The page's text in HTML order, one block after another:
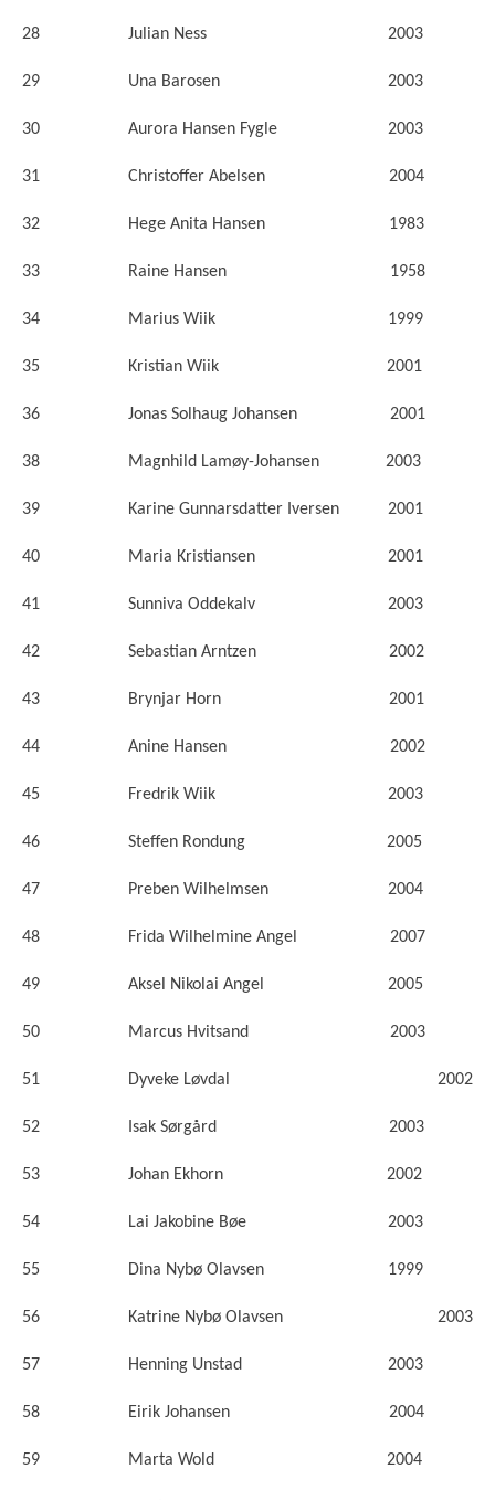
28 Julian Ness 2003
29 Una Barosen 2003
30 Aurora Hansen Fygle 2003
31 Christoffer Abelsen 2004
32 Hege Anita Hansen 1983
33 Raine Hansen 1958
34 Marius Wiik 1999
35 Kristian Wiik 2001
36 Jonas Solhaug Johansen 2001
38 Magnhild Lamøy-Johansen 2003
39 Karine Gunnarsdatter Iversen 2001
40 Maria Kristiansen 2001
41 Sunniva Oddekalv 2003
42 Sebastian Arntzen 2002
43 Brynjar Horn 2001
44 Anine Hansen 2002
45 Fredrik Wiik 2003
46 Steffen Rondung 2005
47 Preben Wilhelmsen 2004
48 Frida Wilhelmine Angel 2007
49 Aksel Nikolai Angel 2005
50 Marcus Hvitsand 2003
51 Dyveke Løvdal 2002
52 Isak Sørgård 2003
53 Johan Ekhorn 2002
54 Lai Jakobine Bøe 2003
55 Dina Nybø Olavsen 1999
56 Katrine Nybø Olavsen 2003
57 Henning Unstad 2003
58 Eirik Johansen 2004
59 Marta Wold 2004